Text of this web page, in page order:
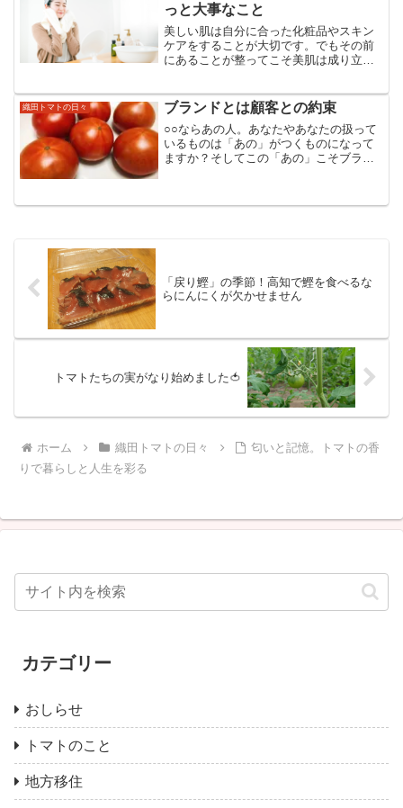
っと大事なこと
美しい肌は自分に合った化粧品やスキン
ケアをすることが大切です。でもその前
にあることが整ってこそ美肌は成り立
ことをビジョンにエネルギー溢れる真っ
赤な太陽のようなトマトを通...
織田トマトの日々 ブランドとは顧客との約束
○○ならあの人。あなたやあなたの扱って
いるものは「あの」がつくものになって
ますか？そしてこの「あの」こそブラン
「戻り鰹」の季節！高知で鰹を食べるな
らにんにくが欠かせません
トマトたちの実がなり始めました🍅
ホーム 織田トマトの日々
匂いと記憶。トマトの香
りで暮らしと人生を彩る
カテゴリー
おしらせ
トマトのこと
地方移住